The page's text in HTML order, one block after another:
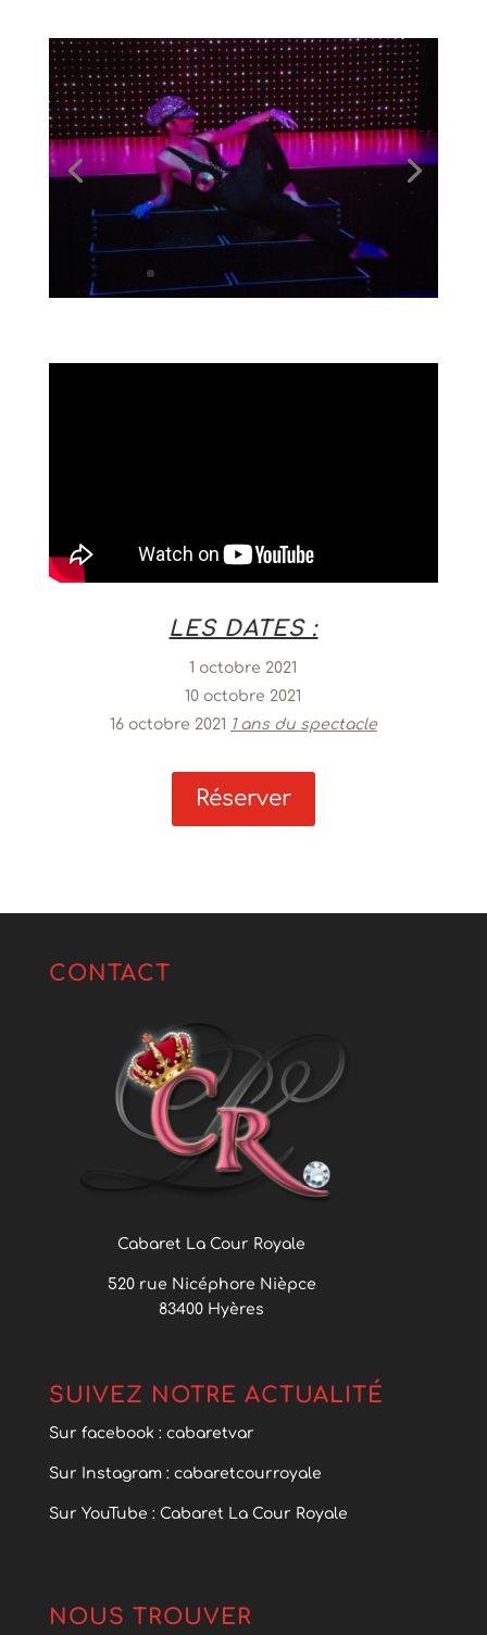
LES DATES :
1 octobre 2021
10 octobre 2021
16 octobre 2021 1 ans du spectacle
Réserver
CONTACT
Cabaret La Cour Royale
520 rue Nicéphore Nièpce
83400 Hyères
SUIVEZ NOTRE ACTUALITÉ
Sur facebook : cabaretvar
Sur Instagram : cabaretcourroyale
Sur YouTube : Cabaret La Cour Royale
NOUS TROUVER